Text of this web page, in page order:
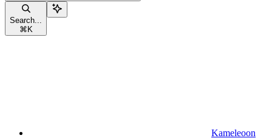
Search...
⌘ K
Kameleoon